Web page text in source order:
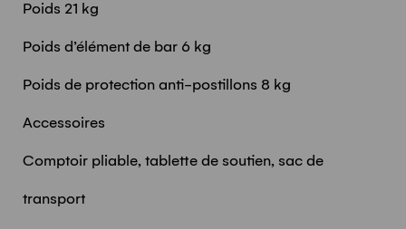
Poids 21 kg
Poids d’élément de bar 6 kg
Poids de protection anti-postillons 8 kg
Accessoires
Comptoir pliable, tablette de soutien, sac de
transport